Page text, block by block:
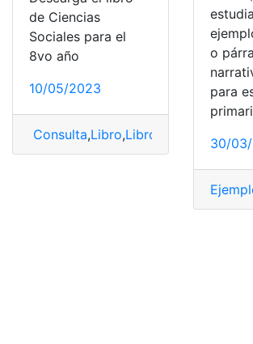
de Ciencias
Sociales para el
8vo año
10/05/2023
Consulta,Libro,Libro Ciencias
o
para
30/